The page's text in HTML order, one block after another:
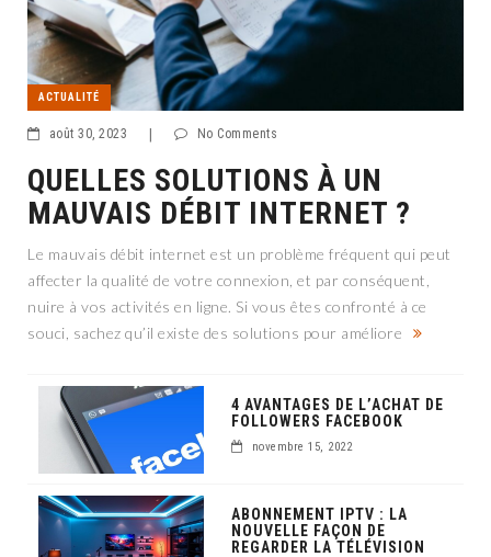
ACTUALITÉ
août 30, 2023 | No Comments
QUELLES SOLUTIONS À UN
MAUVAIS DÉBIT INTERNET ?
Le mauvais débit internet est un problème fréquent qui peut
affecter la qualité de votre connexion, et par conséquent,
nuire à vos activités en ligne. Si vous êtes confronté à ce
souci, sachez qu’il existe des solutions pour améliore
4 AVANTAGES DE L’ACHAT DE
FOLLOWERS FACEBOOK
novembre 15, 2022
ABONNEMENT IPTV : LA
NOUVELLE FAÇON DE
REGARDER LA TÉLÉVISION